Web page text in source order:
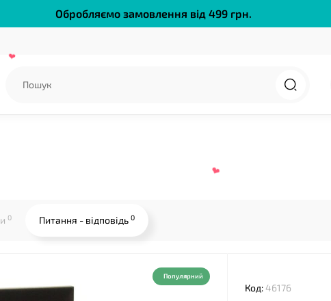
Обробляємо замовлення від 499 грн.
0 Питання - відповідь 0
Популярний
Код:46176
❤